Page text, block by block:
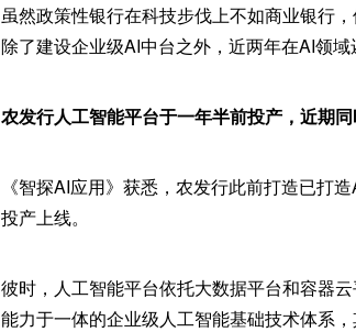
虽然政策性银行在科技步伐上不如商业银行
除了建设企业级AI中台之外，近两年在AI领域
农发行人工智能平台于一年半前投产，近期
《智探AI应用》获悉，农发行此前打造已打
投产上线。
彼时，人工智能平台依托大数据平台和容器
能力于一体的企业级人工智能基础技术体系